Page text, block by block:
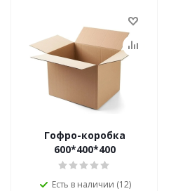
Гофро-коробка
600*400*400
Есть в наличии (12)